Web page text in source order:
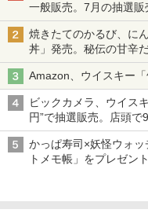
一般販売。7月の抽選
焼きたてのかるび、に
丼」発売。秘伝の甘辛
Amazon、ウイスキー
ビックカメラ、ウイス
円”で抽選販売。店頭で
かっぱ寿司×妖怪ウォ
トメモ帳」をプレゼント